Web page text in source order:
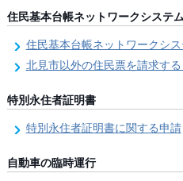
住民基本台帳ネットワークシステム
住民基本台帳ネットワークシス
北見市以外の住民票を請求する
特別永住者証明書
特別永住者証明書に関する申請
自動車の臨時運行